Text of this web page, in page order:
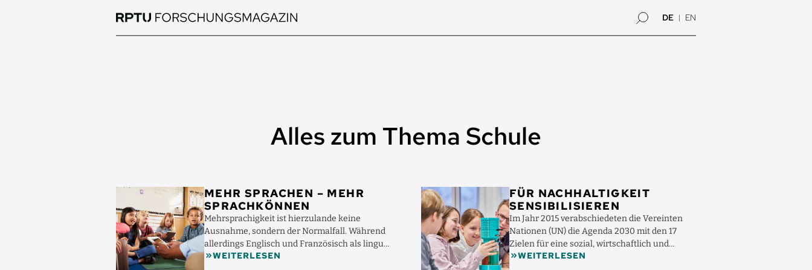
DE EN
Alles zum Thema Schule
Bild
MEHR SPRACHEN – MEHR
SPRACHKÖNNEN
Mehrsprachigkeit ist hierzulande keine
Ausnahme, sondern der Normalfall. Während
allerdings Englisch und Französisch als lingua
franca gelten, treffen ...
WEITERLESEN
Bild
FÜR NACHHALTIGKEIT
SENSIBILISIEREN
Im Jahr 2015 verabschiedeten die Vereinten
Nationen (UN) die Agenda 2030 mit den 17
Zielen für eine sozial, wirtschaftlich und
ökologisch nachhaltige ...
WEITERLESEN